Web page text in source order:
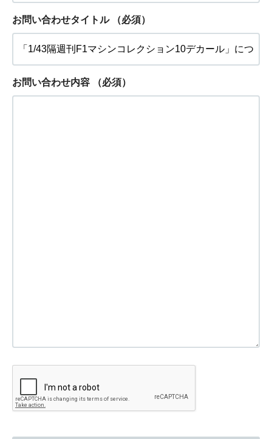
お問い合わせタイトル （必須）
お問い合わせ内容 （必須）